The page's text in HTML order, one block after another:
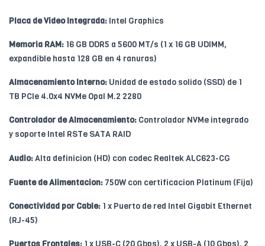
Placa de Video Integrada: Intel Graphics
Memoria RAM: 16 GB DDR5 a 5600 MT/s (1 x 16 GB UDIMM,
expandible hasta 128 GB en 4 ranuras)
Almacenamiento Interno: Unidad de estado solido (SSD) de 1
TB PCIe 4.0x4 NVMe Opal M.2 2280
Controlador de Almacenamiento: Controlador NVMe integrado
y soporte Intel RSTe SATA RAID
Audio:Alta definicion (HD) con codec Realtek ALC623-CG
Fuente de Alimentacion: 750W con certificacion Platinum (Fija)
Conectividad por Cable: 1 x Puerto de red Intel Gigabit Ethernet
(RJ-45)